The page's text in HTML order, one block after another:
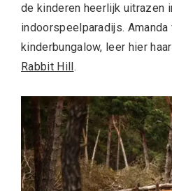
de kinderen heerlijk uitrazen
indoorspeelparadijs.
kinderbungalow, leer hier haar
Rabbit Hill.